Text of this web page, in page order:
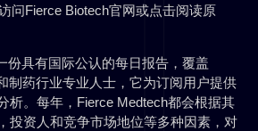
问Fierce Biotech官网或点击阅读原
具有国际公认的每日报告，覆盖
制药行业专业人士，它为订阅用户提供
析。每年，Fierce Medtech都会根据其
投资人和竞争市场地位等多种因素，对